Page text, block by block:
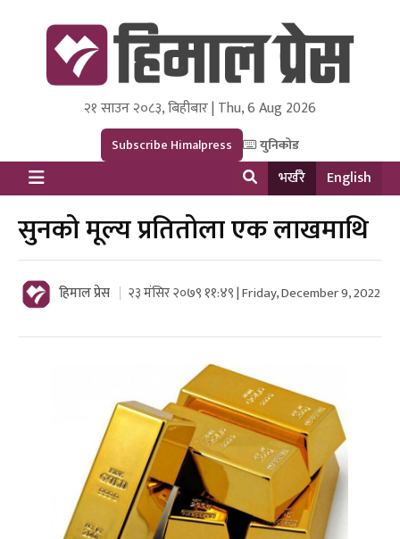
Himal Press
Dot NewsyNepal Media and Research Pvt Ltd.
२१ साउन २०८३, बिहीबार | Thu, 6 Aug 2026
Subscribe Himalpress युनिकोड
भर्खरै English
सुनको मूल्य प्रतितोला एक लाखमाथि
हिमाल प्रेस २३ मंसिर २०७९ ११:४९ | Friday, December 9, 2022